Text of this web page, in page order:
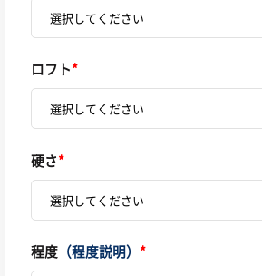
ロフト*
硬さ*
程度（程度説明） *